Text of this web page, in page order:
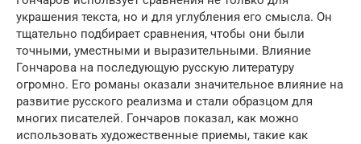
украшения текста, но и для углубления его смысла. Он
тщательно подбирает сравнения, чтобы они были
точными, уместными и выразительными. Влияние
Гончарова на последующую русскую литературу
огромно. Его романы оказали значительное влияние на
развитие русского реализма и стали образцом для
многих писателей. Гончаров показал, как можно
использовать художественные приемы, такие как